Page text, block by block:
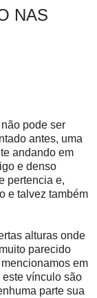
NAS
pode ser
antes, uma
andando em
e denso
pertencia e,
e talvez também
alturas onde
parecido
em
vínculo são
parte sua